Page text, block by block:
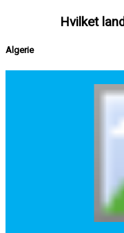
Hvilket
Algerie